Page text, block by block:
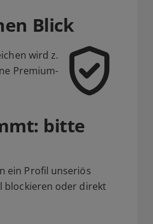
Blick
wird z.
Premium-
bitte
ein Profil unseriös
blockieren oder direkt